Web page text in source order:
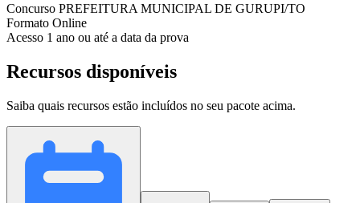
Concurso PREFEITURA MUNICIPAL DE GURUPI/TO
Formato Online
Acesso 1 ano ou até a data da prova
Recursos disponíveis
Saiba quais recursos estão incluídos no seu pacote acima.